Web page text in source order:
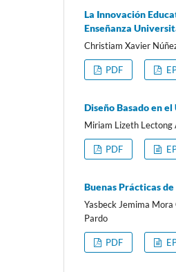
La Innovación
Enseñanza
Christiam Xavier
PDF
Diseño Basado en
Miriam Lizeth Lectong
PDF
Buenas Prácticas
Yasbeck Jemima
Pardo
PDF